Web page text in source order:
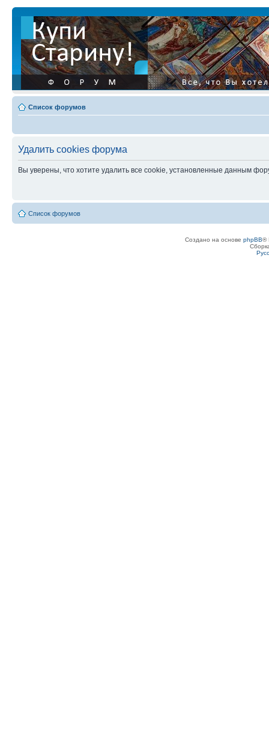
Список форумов
Удалить cookies форума
Вы уверены, что хотите удалить все cookie, установленные данным
Список форумов
Создано на основе phpBB®